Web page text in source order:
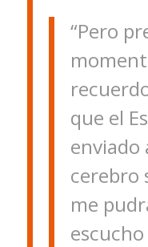
“Pero
que el
enviado
cerebro
me